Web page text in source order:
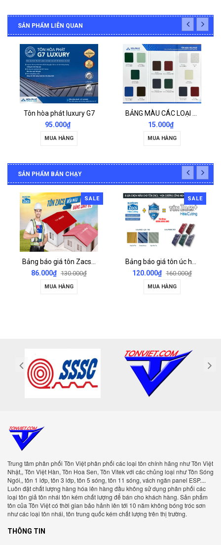
SẢN PHẨM LIÊN QUAN
Tôn hòa phát luxury G7
95.000₫
MUA HÀNG
15.000₫
MUA HÀNG
SẢN PHẨM BÁN CHẠY
SALE
86.000₫ 130.000₫
MUA HÀNG
SALE
120.000₫ 160.000₫
MUA HÀNG
Trung tâm phân phối Tôn Việt phân phối các loại tôn chính hãng như Tôn Việt
Nhật,, Tôn Việt Hàn, Tôn Hoa Sen, Tôn Vitek với các chủng loại như Tôn Sóng
Ngói,, tôn 1 lớp, tôn 3 lớp, tôn 5 sóng, tôn 11 sóng, vách ngăn panel ESP....
Luôn đặt chất lượng hàng hóa lên hàng đầu không sử dụng phân phối các
loại tôn giả tôn nhái tôn kém chất lượng để bán cho khách hàng. Sản phẩm
tôn của Tôn Việt có thời gian bảo hảnh lên tới 10 năm không bóng tróc sơn
như các loại tôn nhái, tôn trung quốc kém chất lượng trên thị trường.
THÔNG TIN